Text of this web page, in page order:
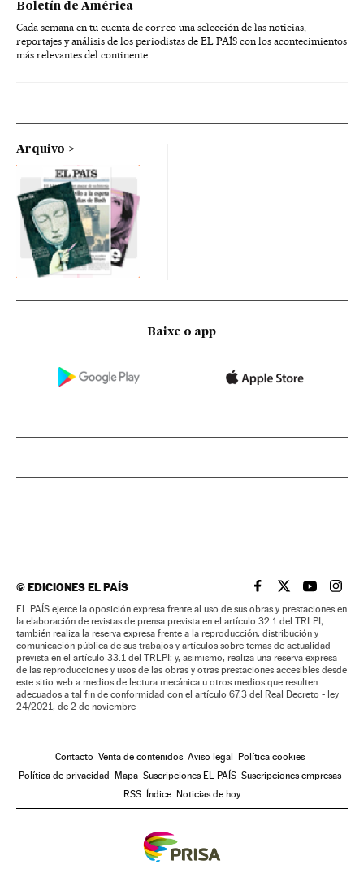
Boletín de América
Cada semana en tu cuenta de correo una selección de las noticias,
reportajes y análisis de los periodistas de EL PAÍS con los acontecimientos
más relevantes del continente.
Arquivo
Baixe o app
©EDICIONES EL PAÍS EL PAÍS BRASIL EN
EL PAÍSEL PAÍS
EL
EL PAÍS ejerce la oposición expresa frente al uso de sus obras y prestaciones en
la elaboración de revistas de prensa prevista en el artículo 32.1 del TRLPI;
también realiza la reserva expresa frente a la reproducción, distribución y
comunicación pública de sus trabajos y artículos sobre temas de actualidad
prevista en el artículo 33.1 del TRLPI; y, asimismo, realiza una reserva expresa
de las reproducciones y usos de las obras y otras prestaciones accesibles desde
este sitio web a medios de lectura mecánica u otros medios que resulten
adecuados a tal fin de conformidad con el artículo 67.3 del Real Decreto - ley
24/2021, de 2 de noviembre
Contacto Venta de contenidos Aviso legal Política cookies
Política de privacidad Mapa Suscripciones EL PAÍS Suscripciones empresas
RSS Índice Noticias de hoy